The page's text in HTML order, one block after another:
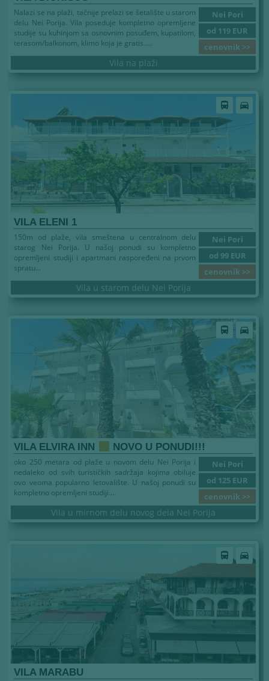
Nei Pori
od 119 EUR
cenovnik >>
Nalazi se na plaži, tačnije prelazi se šetalište u starom
delu Nei Porija. Vila poseduje kompletno opremljene
studije su kuhinjom sa osnovnim posuđem, kupatilom,
terasom/balkonom, klimo koja je gratis.....
Vila na plaži
directions_bus directions_car
VILA ELENI 1
Nei Pori
od 99 EUR
cenovnik >>
150m od plaže, vila smeštena u centralnom delu
starog Nei Porija. U našoj ponudi su kompletno
opremljeni studiji i apartmani raspoređeni na prvom
spratu...
Vila u starom delu Nei Porija
directions_bus directions_car
VILA ELVIRA INN NOVO U PONUDI!!!
Nei Pori
od 125 EUR
cenovnik >>
oko 250 metara od plaže u novom delu Nei Porija i
nedaleko od svih turističkih sadržaja kojima obiluje
ovo veoma popularno letovalište. U našoj ponudi su
kompletno opremljeni studiji....
Vila u mirnom delu novog dela Nei Porija
directions_bus directions_car
VILA MARABU